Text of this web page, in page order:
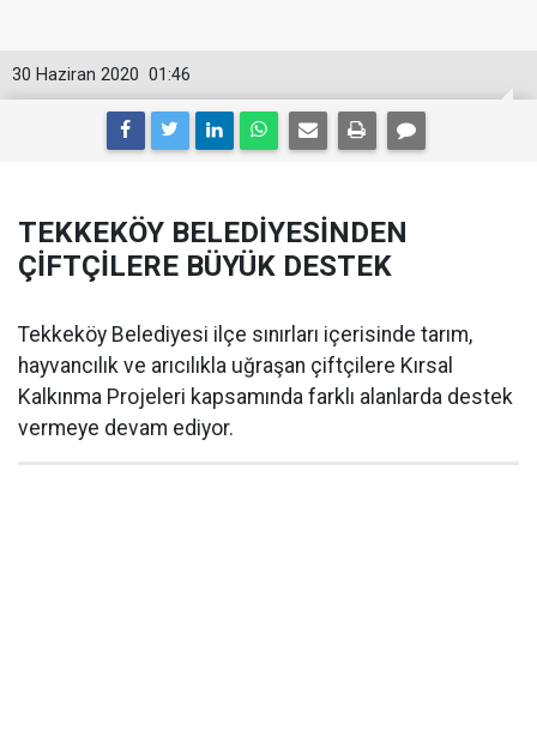
01:46
30 Haziran 2020
TEKKEKÖY BELEDİYESİNDEN
ÇİFTÇİLERE BÜYÜK DESTEK
Tekkeköy Belediyesi ilçe sınırları içerisinde tarım,
hayvancılık ve arıcılıkla uğraşan çiftçilere Kırsal
Kalkınma Projeleri kapsamında farklı alanlarda destek
vermeye devam ediyor.